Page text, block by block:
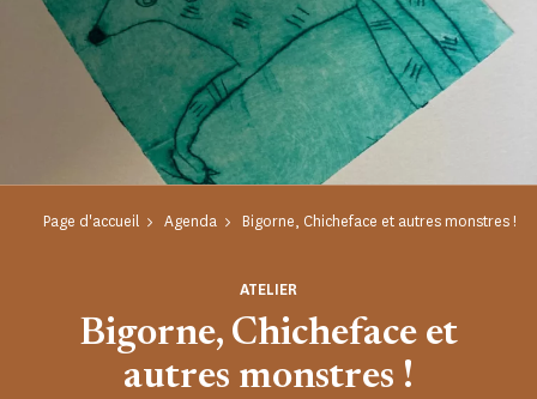
Page d'accueil Agenda Bigorne, Chicheface et autres monstres !
Bigorne, Chicheface et
autres monstres !
ATELIER